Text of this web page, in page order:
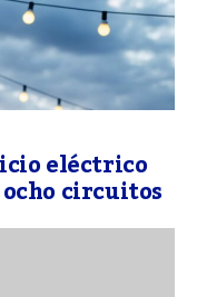
eléctrico
circuitos